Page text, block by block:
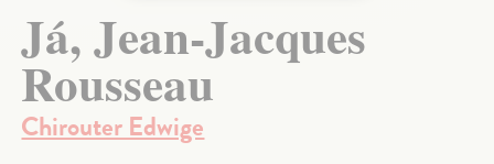
Já, Jean-Jacques
Rousseau
Chirouter Edwige